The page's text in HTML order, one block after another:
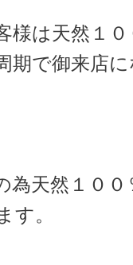
様は天然１０
期で御来店
為天然１００
す。